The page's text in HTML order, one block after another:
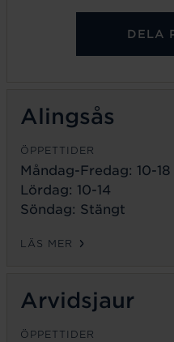
DELA
Alingsås
ÖPPETTIDER
Måndag-Fredag: 10-18
Lördag: 10-14
Söndag: Stängt
LÄS MER
Arvidsjaur
ÖPPETTIDER